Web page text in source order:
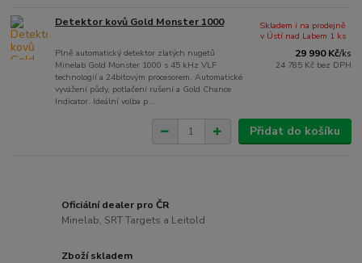
Detektor kovů Gold Monster 1000
Plně automatický detektor zlatých nugetů
Minelab Gold Monster 1000 s 45 kHz VLF
technologií a 24bitovým procesorem. Automatické
vyvážení půdy, potlačení rušení a Gold Chance
Indicator. Ideální volba p...
29 990 Kč/ks
24 785 Kč bez DPH
Skladem i na prodejně
v Ústí nad Labem 1 ks
Přidat do košíku
Oficiální dealer pro ČR
Minelab, SRT Targets a Leitold
Zboží skladem